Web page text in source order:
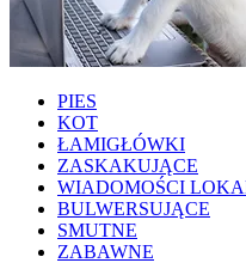
PIES
KOT
ŁAMIGŁÓWKI
ZASKAKUJĄCE
WIADOMOŚCI
BULWERSUJĄCE
SMUTNE
ZABAWNE